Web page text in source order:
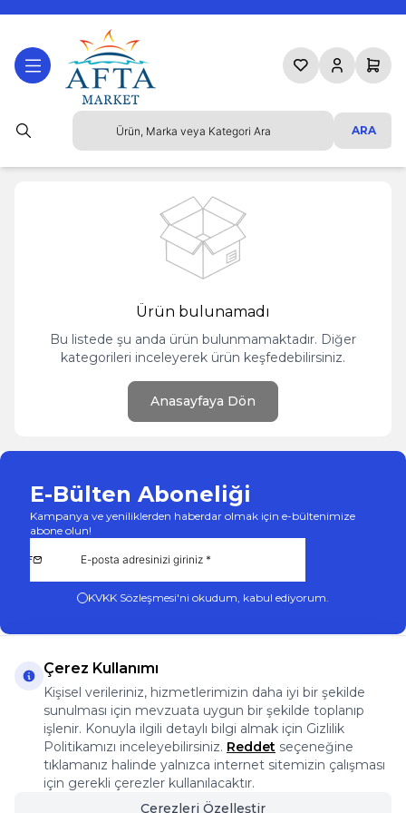
ARA
Favorilerim
HesabımSepetim
Ürün bulunamadı
Bu listede şu anda ürün bulunmamaktadır. Diğer
kategorileri inceleyerek ürün keşfedebilirsiniz.
Anasayfaya Dön
E-Bülten Aboneliği
Kampanya ve yeniliklerden haberdar olmak için e-bültenimize
abone olun!
KVKK Sözleşmesi'ni okudum, kabul ediyorum.
App StorePlay Store
FacebookInstagram
Önemli Bilgiler
Önemli Bilgiler
Hızlı Erişim
Çerez Kullanımı
Kişisel verileriniz, hizmetlerimizin daha iyi bir şekilde
sunulması için mevzuata uygun bir şekilde toplanıp
işlenir. Konuyla ilgili detaylı bilgi almak için Gizlilik
Politikamızı inceleyebilirsiniz. Reddet seçeneğine
tıklamanız halinde yalnızca internet sitemizin çalışması
için gerekli çerezler kullanılacaktır.
Çerezleri Özelleştir